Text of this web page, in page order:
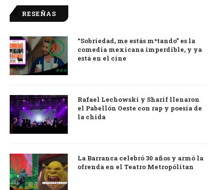
RESEÑAS
9.0
“Sobriedad, me estás m*tando” es la
comedia mexicana imperdible, y ya
está en el cine
Rafael Lechowski y Sharif llenaron
el Pabellón Oeste con rap y poesía de
la chida
La Barranca celebró 30 años y armó la
ofrenda en el Teatro Metropólitan